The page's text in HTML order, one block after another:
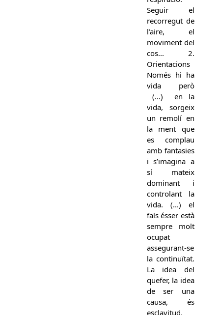
Seguir el
recorregut de
l’aire, el
moviment del
cos... 2.
Orientacions
Només hi ha
vida però
(...) en la
vida, sorgeix
un remolí en
la ment que
es complau
amb fantasies
i s’imagina a
sí mateix
dominant i
controlant la
vida. (...) el
fals ésser està
sempre molt
ocupat
assegurant-se
la continuïtat.
La idea del
quefer, la idea
de ser una
causa, és
esclavitud.